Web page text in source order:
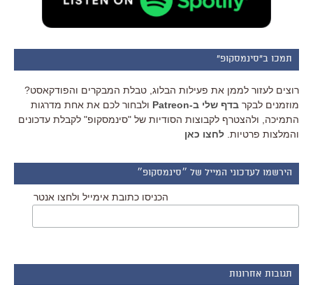
תמכו ב"סינמסקופ"
רוצים לעזור לממן את פעילות הבלוג, טבלת המבקרים והפודקאסט?
מוזמנים לבקר בדף שלי ב-Patreon
ולבחור לכם את אחת מדרגות
התמיכה, ולהצטרף לקבוצות הסודיות של "סינמסקופ" לקבלת עדכונים
והמלצות פרטיות. לחצו כאן
הירשמו לעדכוני המייל של ״סינמסקופ״
הכניסו כתובת אימייל ולחצו אנטר
תגובות אחרונות